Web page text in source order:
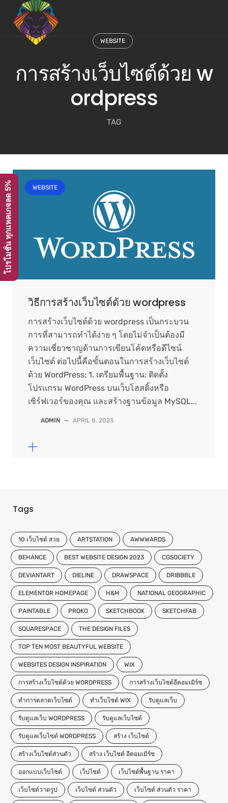
content
WEBSITE
การสร้างเว็บไซต์ด้วย w
ordpress
TAG
WEBSITE
วิธีการสร้างเว็บไซต์ด้วย wordpress
การสร้างเว็บไซต์ด้วย wordpress เป็นกระบวน
การที่สามารถทำได้ง่าย ๆ โดยไม่จำเป็นต้องมี
ความเชี่ยวชาญด้านการเขียนโค้ดหรือดีไซน์
เว็บไซต์ ต่อไปนี้คือขั้นตอนในการสร้างเว็บไซต์
ด้วย WordPress: 1. เตรียมพื้นฐาน: ติดตั้ง
โปรแกรม WordPress บนเว็บโฮสติ้งหรือ
เซิร์ฟเวอร์ของคุณ และสร้างฐานข้อมูล MySQL...
ADMIN — APRIL 8, 2023
Tags
10 เว็บไซต์ สวย ARTSTATION AWWWARDS
BEHANCE BEST WEBSITE DESIGN 2023 CGSOCIETY
DEVIANTART DIELINE DRAWSPACE DRIBBBLE
ELEMENTOR HOMEPAGE H&M NATIONAL GEOGRAPHIC
PAINTABLE PROKO SKETCHBOOK SKETCHFAB
SQUARESPACE THE DESIGN FILES
TOP TEN MOST BEAUTYFUL WEBSITE
WEBSITES DESIGN INSPIRATION WIX
การสร้างเว็บไซต์ด้วย WORDPRESS การสร้างเว็บไซต์อีคอมเมิร์ซ
ทำการตลาดเว็บไซต์ ทําเว็บไซต์ WIX รับดูแลเว็บ
รับดูแลเว็บ WORDPRESS รับดูแลเว็บไซต์
รับดูแลเว็บไซต์ WORDPRESS สร้าง เว็บไซต์
สร้างเว็บไซต์ส่วนตัว สร้าง เว็บไซต์ อีคอมเมิร์ซ
ออกแบบเว็บไซต์ เว็บไซต์ เว็บไซต์พื้นฐาน ราคา
เว็บไซต์วาดรูป เว็บไซต์ ส่วนตัว เว็บไซต์ ส่วนตัว ราคา
โปรโมชั่น ทุกแพคเกจลด 5%